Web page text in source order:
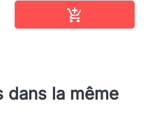

dans la même